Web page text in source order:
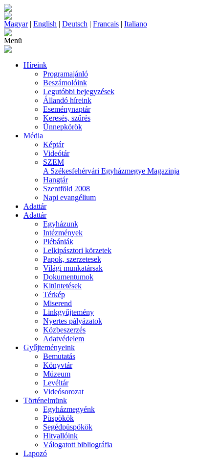
Magyar| English | Deutsch | Francais | Italiano
Menü
Híreink
Programajánló
Beszámolóink
Legutóbbi bejegyzések
Állandó híreink
Eseménynaptár
Keresés, szűrés
Ünnepkörök
Média
Képtár
Videótár
SZEM
A Székesfehérvári Egyházmegye Magazinja
Hangtár
Szentföld 2008
Napi evangélium
Adattár
Adattár
Egyházunk
Intézmények
Plébániák
Lelkipásztori körzetek
Papok, szerzetesek
Világi munkatársak
Dokumentumok
Kitüntetések
Térkép
Miserend
Linkgyűjtemény
Nyertes pályázatok
Közbeszerzés
Adatvédelem
Gyűjteményeink
Bemutatás
Könyvtár
Múzeum
Levéltár
Videósorozat
Történelmünk
Egyházmegyénk
Püspökök
Segédpüspökök
Hitvallóink
Válogatott bibliográfia
Lapozó